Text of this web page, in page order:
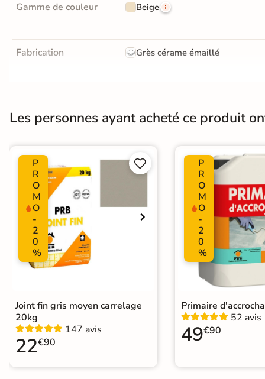
temps
réel
Simple,
Gamme de couleur Beige
Fabrication Grès cérame émaillé
Plancher Chauffant Oui
Choix
Support Chape Ancien carrelage
Origine
Les personnes ayant acheté ce produit
P
R
O
M
O
-
2
0
%


Joint fin gris moyen carrelage
20kg
147 avis
22€90
P
R
O
M
O
-
2
0
%
Primaire
52 avis
49€90